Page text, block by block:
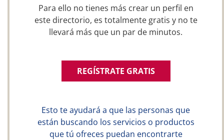
Para ello no tienes más crear un perfil en
este directorio, es totalmente gratis y no te
llevará más que un par de minutos.
REGÍSTRATE GRATIS
Esto te ayudará a que las personas que
están buscando los servicios o productos
que tú ofreces puedan encontrarte